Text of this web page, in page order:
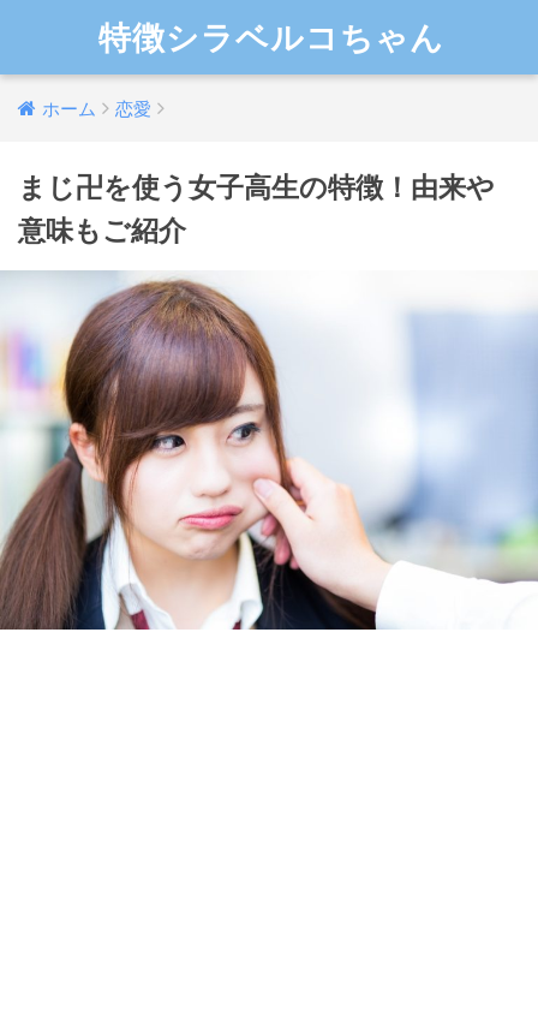
特徴シラベルコちゃん
ホーム 恋愛
まじ卍を使う女子高生の特徴！由来や
意味もご紹介